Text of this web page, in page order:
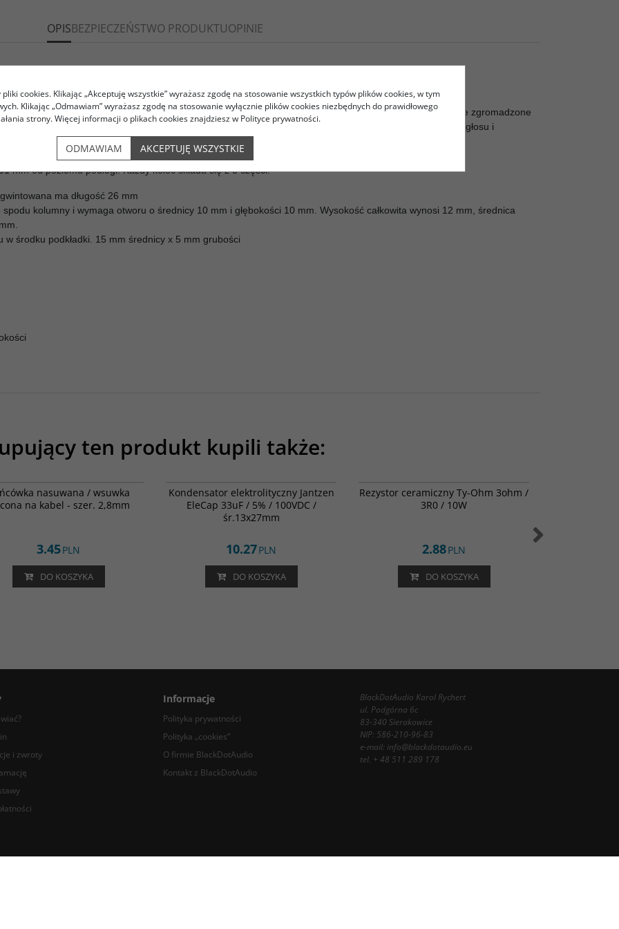
OPISBEZPIECZEŃSTWO PRODUKTUOPINIE
dźwięku, poprzez pracującą membranę głośnika lub kilku głośników, które wprawiają w ruch powietrze zgromadzone
powstające w ten sposób wibracje przenoszone są na podłoże. Rezonanse powodują efekt pogłosu i
mm od poziomu podłogi. Każdy kolec składa się z 3 części.
ma długość 26 mm
kolumny i wymaga otworu o średnicy 10 mm i głębokości 10 mm. Wysokość całkowita wynosi 12 mm, średnica
w środku podkładki. 15 mm średnicy x 5 mm grubości
ten produkt kupili także:
BESTSELLER
nasuwana / wsuwka
na kabel - szer. 2,8mm
3.45PLN
DO KOSZYKA
Kondensator elektrolityczny Jantzen
EleCap 33uF / 5% / 100VDC /
śr.13x27mm
10.27PLN
DO KOSZYKA
Rezystor ceramiczny Ty-Ohm 3ohm /
3R0 / 10W
2.88PLN
DO KOSZYKA
i zwroty
Informacje
Polityka prywatności
Polityka „cookies”
O firmie BlackDotAudio
Kontakt z BlackDotAudio
BlackDotAudio Karol Rychert
ul. Podgórna 6c
83-340 Sierakowice
NIP: 586-210-96-83
e-mail:info@blackdotaudio.eu
tel. + 48 511 289 178
cookies. Klikając „Akceptuję wszystkie” wyrażasz zgodę na stosowanie wszystkich typów plików cookies, w tym
Klikając „Odmawiam” wyrażasz zgodę na stosowanie wyłącznie plików cookies niezbędnych do prawidłowego
strony. Więcej informacji o plikach cookies znajdziesz w Polityce prywatności.
ODMAWIAM AKCEPTUJĘ WSZYSTKIE